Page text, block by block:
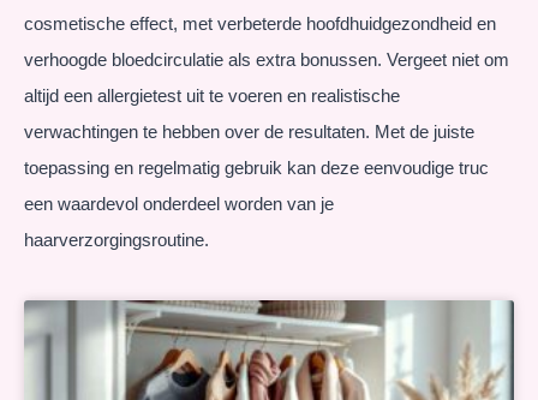
cosmetische effect, met verbeterde hoofdhuidgezondheid en
verhoogde bloedcirculatie als extra bonussen. Vergeet niet om
altijd een allergietest uit te voeren en realistische
verwachtingen te hebben over de resultaten. Met de juiste
toepassing en regelmatig gebruik kan deze eenvoudige truc
een waardevol onderdeel worden van je
haarverzorgingsroutine.